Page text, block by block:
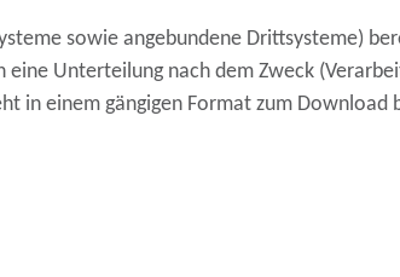
sowie angebundene Drittsysteme)
eine Unterteilung nach dem Zweck
in einem gängigen Format zum Download